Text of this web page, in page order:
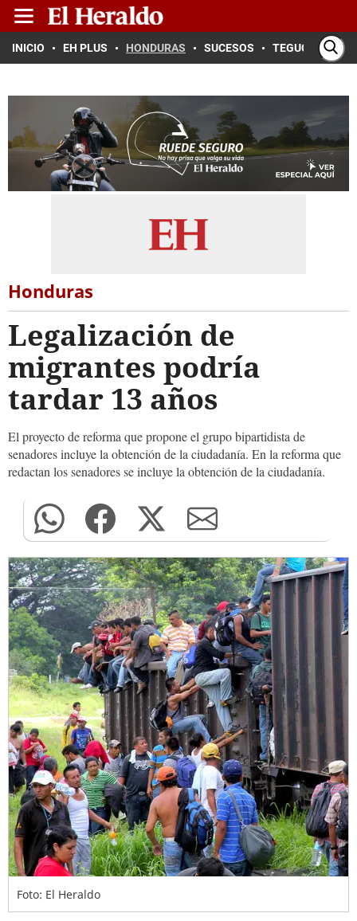
INICIO EH PLUS HONDURAS SUCESOS TEGUCIGALPA
Honduras
Legalización de
migrantes podría
tardar 13 años
El proyecto de reforma que propone el grupo bipartidista de
senadores incluye la obtención de la ciudadanía. En la reforma que
redactan los senadores se incluye la obtención de la ciudadanía.
Foto: El Heraldo